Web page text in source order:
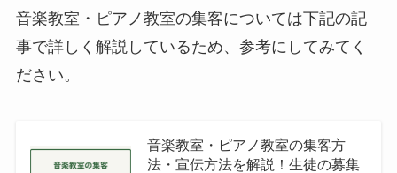
音楽教室・ピアノ教室の集客については下記の記
事で詳しく解説しているため、参考にしてみてく
ださい。
音楽教室・ピアノ教室の集客方
法・宣伝方法を解説！生徒の募集